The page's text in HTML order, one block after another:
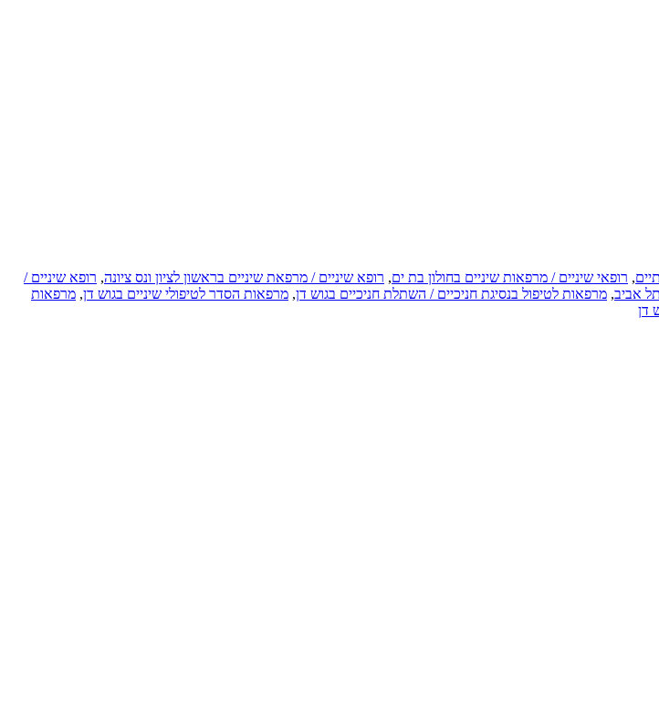
, רופאי שיניים / מרפאות שיניים בחולון בת ים, רופא שיניים / מרפאת שיניים בראשון לציון ונס ציונה, רופא שיניים /
אביב, מרפאות לטיפול בנסיגת חניכיים / השתלת חניכיים בגוש דן, מרפאות הסדר לטיפולי שיניים בגוש דן, מרפאות
דן